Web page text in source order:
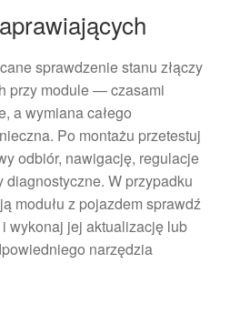
sprawdzenie stanu złączy
przy module — czasami
a wymiana całego
Po montażu przetestuj
odbiór, nawigację, regulacje
W przypadku
modułu z pojazdem sprawdź
wykonaj jej aktualizację lub
narzędzia